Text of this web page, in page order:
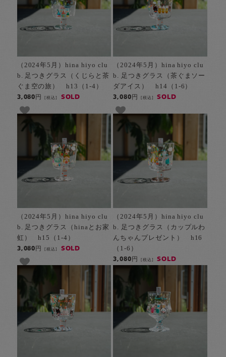
（2024年5月）hina hiyo clu
b. 足つきグラス（くじらと茶
ぐま空の旅） h13（1-4）
3,080円[税込] SOLD
（2024年5月）hina hiyo clu
b. 足つきグラス（茶ぐまソー
ダアイス） h14（1-6）
3,080円 [税込] SOLD
（2024年5月）hina hiyo clu
b. 足つきグラス（hinaとお家
虹） h15（1-4）
3,080円[税込] SOLD
（2024年5月）hina hiyo clu
b. 足つきグラス（カップルわ
んちゃんプレゼント） h16
（1-6）
3,080円 [税込] SOLD